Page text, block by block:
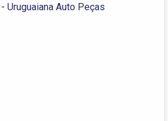
- Uruguaiana Auto Peças